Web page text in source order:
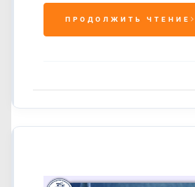
ПРОДОЛЖИТЬ ЧТЕНИЕ